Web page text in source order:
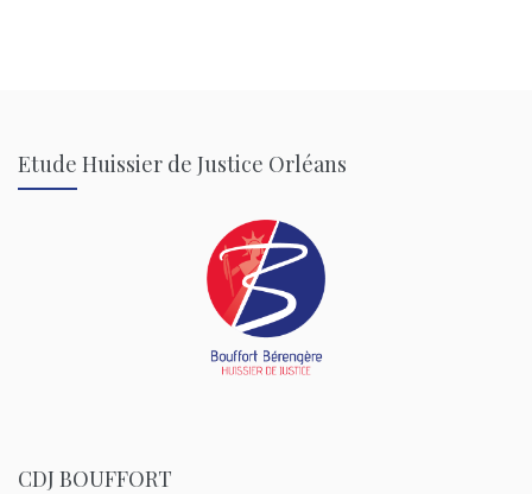
Etude Huissier de Justice Orléans
CDJ BOUFFORT